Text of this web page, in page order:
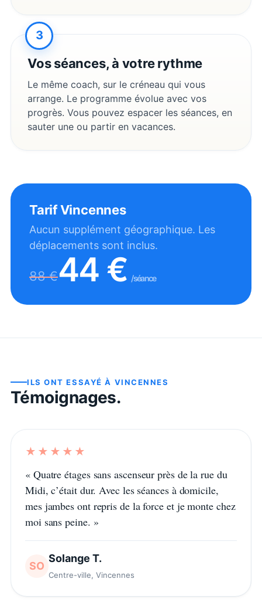
3
Vos séances, à votre rythme
Le même coach, sur le créneau qui vous
arrange. Le programme évolue avec vos
progrès. Vous pouvez espacer les séances, en
sauter une ou partir en vacances.
TarifVincennes
Aucun supplément géographique. Les
déplacements sont inclus.
88€44 € /séance
ILS ONT ESSAYÉ À VINCENNES
Témoignages.
★★★★★
« Quatre étages sans ascenseur près de la rue du
Midi, c’était dur. Avec les séances à domicile,
mes jambes ont repris de la force et je monte chez
moi sans peine. »
SO
Solange T.
Centre-ville, Vincennes